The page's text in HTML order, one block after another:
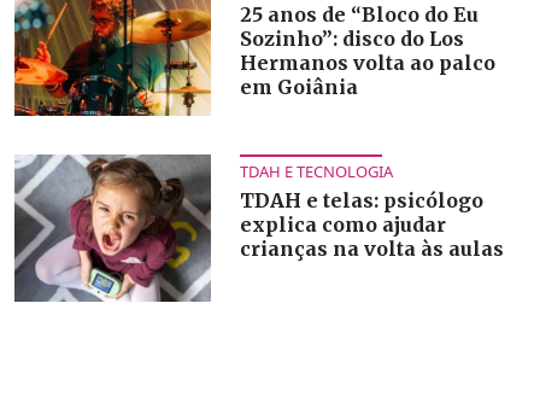
25 anos de “Bloco do Eu
Sozinho”: disco do Los
Hermanos volta ao palco
em Goiânia
TDAH E TECNOLOGIA
TDAH e telas: psicólogo
explica como ajudar
crianças na volta às aulas